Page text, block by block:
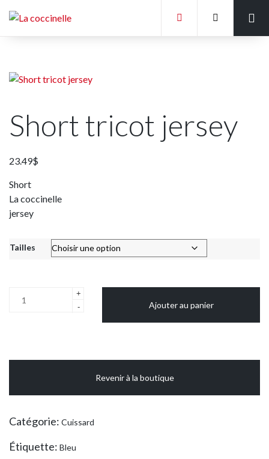
Liste des écoles
Galerie de photos
Short tricot jersey
23.49$
Short
La coccinelle
jersey
Tailles
+
-
Ajouter au panier
Revenir à la boutique
Catégorie: Cuissard
Étiquette: Bleu